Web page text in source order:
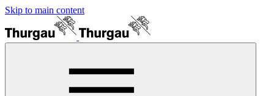
Skip to main content